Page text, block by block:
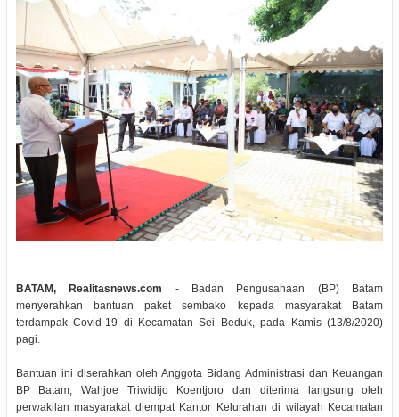
BATAM, Realitasnews.com - Badan Pengusahaan (BP) Batam
menyerahkan bantuan paket sembako kepada masyarakat Batam
terdampak Covid-19 di Kecamatan Sei Beduk, pada Kamis (13/8/2020)
pagi.
Bantuan ini diserahkan oleh Anggota Bidang Administrasi dan Keuangan
BP Batam, Wahjoe Triwidijo Koentjoro dan diterima langsung oleh
perwakilan masyarakat diempat Kantor Kelurahan di wilayah Kecamatan